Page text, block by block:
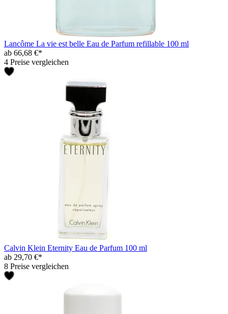
Lancôme La vie est belle Eau de Parfum refillable 100 ml
ab 66,68 €*
4 Preise vergleichen
Calvin Klein Eternity Eau de Parfum 100 ml
ab 29,70 €*
8 Preise vergleichen